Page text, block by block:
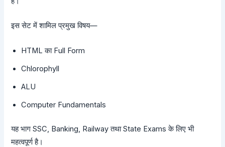
इस सेट में शामिल प्रमुख विषय—
HTML का Full Form
Chlorophyll
ALU
Computer Fundamentals
यह भाग SSC, Banking, Railway तथा State Exams के लिए भी
महत्वपूर्ण है।